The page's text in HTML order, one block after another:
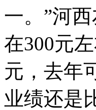
一。”河
在300元
元，去年
业绩还是